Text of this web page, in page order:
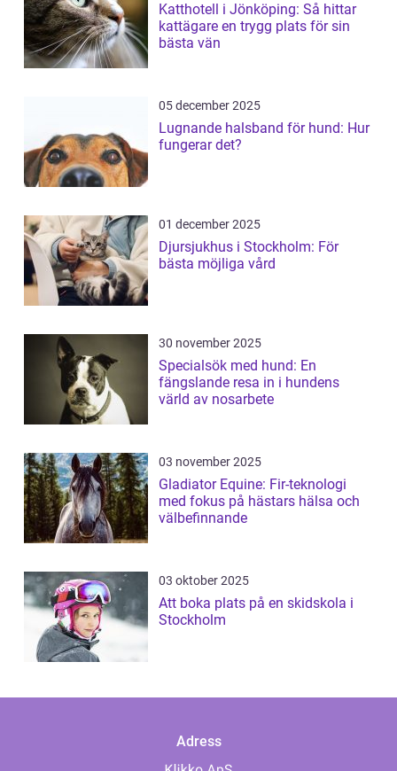
Katthotell i Jönköping: Så hittar
kattägare en trygg plats för sin
bästa vän
05 december 2025
Lugnande halsband för hund: Hur
fungerar det?
01 december 2025
Djursjukhus i Stockholm: För
bästa möjliga vård
30 november 2025
Specialsök med hund: En
fängslande resa in i hundens
värld av nosarbete
03 november 2025
Gladiator Equine: Fir-teknologi
med fokus på hästars hälsa och
välbefinnande
03 oktober 2025
Att boka plats på en skidskola i
Stockholm
Adress